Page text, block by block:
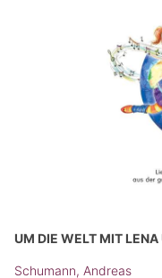
UM DIE WELT MIT
Schumann, Andreas